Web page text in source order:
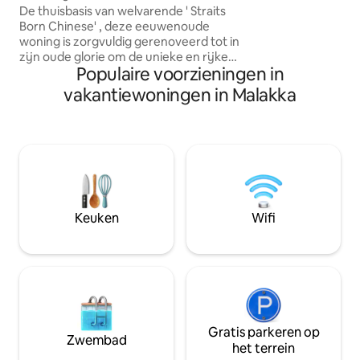
MansionatJonkerOpLoopafstand10minJonker
De thuisbasis van welvarende ' Straits
Born Chinese' , deze eeuwenoude
woning is zorgvuldig gerenoveerd tot in
zijn oude glorie om de unieke en rijke
cultuur van de Peranakan weer te
geven. Assimilatie van Chinese grandeur
en rijke Maleisische cultuur versmolten
behouden om de welvarende levensstijl
van de bevoorrechte bewoners te
weerspiegelen. Gelegen in het hart van
Malaca Town.
Populaire voorzieningen in
vakantiewoningen in Malakka
Keuken Wifi
Zwembad
Gratis parkeren op
het terrein